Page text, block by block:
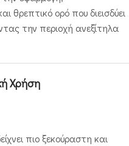
θρεπτικό ορό που διεισδύει
την περιοχή ανεξίτηλα
Χρήση
πιο ξεκούραστη και